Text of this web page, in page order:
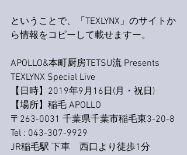
ということで、「TEXLYNX」のサイトか
ら情報をコピーして載せますー。
APOLLO&本町厨房TETSU流 Presents
TEXLYNX Special Live
【日時】2019年9月16日(月・祝日)
【場所】稲毛 APOLLO
〒263-0031 千葉県千葉市稲毛東3-20-8
Tel : 043-307-9929
JR稲毛駅 下車　西口より徒歩1分